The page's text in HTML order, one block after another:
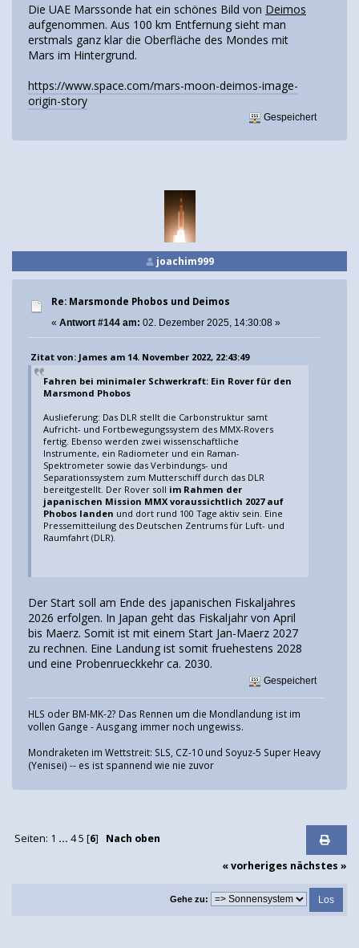
Die UAE Marssonde hat ein schönes Bild von Deimos
aufgenommen. Aus 100 km Entfernung sieht man
erstmals ganz klar die Oberfläche des Mondes mit
Mars im Hintergrund.
https://www.space.com/mars-moon-deimos-image-
origin-story
Gespeichert
joachim999
Re: Marsmonde Phobos und Deimos
« Antwort #144 am: 02. Dezember 2025, 14:30:08 »
Zitat von: James am 14. November 2022, 22:43:49
Fahren bei minimaler Schwerkraft: Ein Rover für den
Marsmond Phobos
Auslieferung: Das DLR stellt die Carbonstruktur samt
Aufricht- und Fortbewegungssystem des MMX-Rovers
fertig. Ebenso werden zwei wissenschaftliche
Instrumente, ein Radiometer und ein Raman-
Spektrometer sowie das Verbindungs- und
Separationssystem zum Mutterschiff durch das DLR
bereitgestellt. Der Rover soll im Rahmen der
japanischen Mission MMX voraussichtlich 2027 auf
Phobos landen und dort rund 100 Tage aktiv sein. Eine
Pressemitteilung des Deutschen Zentrums für Luft- und
Raumfahrt (DLR).
Der Start soll am Ende des japanischen Fiskaljahres
2026 erfolgen. In Japan geht das Fiskaljahr von April
bis Maerz. Somit ist mit einem Start Jan-Maerz 2027
zu rechnen. Eine Landung ist somit fruehestens 2028
und eine Probenrueckkehr ca. 2030.
Gespeichert
HLS oder BM-MK-2? Das Rennen um die Mondlandung ist im
vollen Gange - Ausgang immer noch ungewiss.
Mondraketen im Wettstreit: SLS, CZ-10 und Soyuz-5 Super Heavy
(Yenisei) -- es ist spannend wie nie zuvor
Seiten: 1 ... 4 5 [6] Nach oben
« vorheriges nächstes »
Gehe zu: